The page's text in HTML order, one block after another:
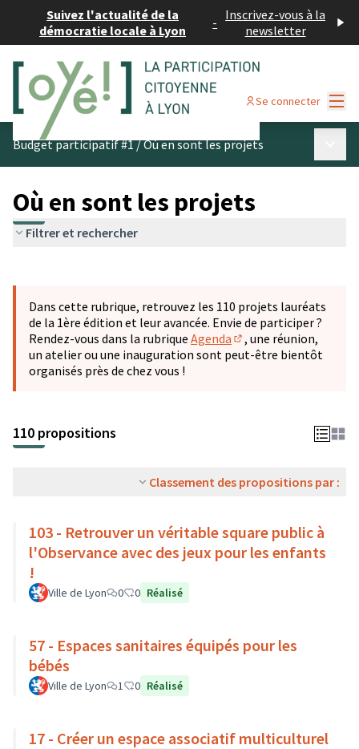
Suivez l'actualité de la
démocratie locale à Lyon
- Inscrivez-vous à la
newsletter
Se connecter
Budget participatif #1/Où en sont les projets
Où en sont les projets
Filtrer et rechercher
−
Dans cette rubrique, retrouvez les 110 projets lauréats
de la 1ère édition et leur avancée. Envie de participer ?
Rendez-vous dans la rubrique Agenda
(S'ouvre dans un
, une réunion,
un atelier ou une inauguration sont peut-être bientôt
organisés près de chez vous !
110 propositions
Classement des propositions par :
103 - Retrouver un véritable square public à
l'Observance avec des jeux pour les enfants
!
Ville de Lyon 0 0 Réalisé
57 - Espaces sanitaires équipés pour les
bébés
Ville de Lyon 1 0 Réalisé
17 - Créer un espace associatif multiculturel